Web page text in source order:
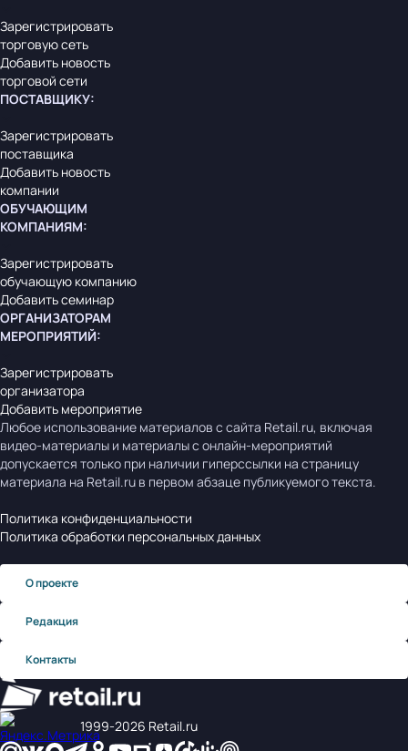
Зарегистрировать
торговую сеть
Добавить новость
торговой сети
ПОСТАВЩИКУ:
Зарегистрировать
поставщика
Добавить новость
компании
ОБУЧАЮЩИМ
КОМПАНИЯМ:
Зарегистрировать
обучающую компанию
Добавить семинар
ОРГАНИЗАТОРАМ
МЕРОПРИЯТИЙ:
Зарегистрировать
организатора
Добавить мероприятие
Любое использование материалов с сайта Retail.ru, включая
видео-материалы и материалы с онлайн-мероприятий
допускается только при наличии гиперссылки на страницу
материала на Retail.ru в первом абзаце публикуемого текста.
Политика конфиденциальности
Политика обработки персональных данных
О проекте
Редакция
Контакты
1999‑2026 Retail.ru